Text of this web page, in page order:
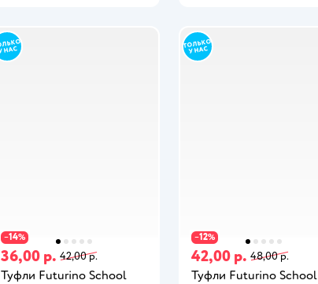
−14%
36,00 р. 42,00 р.
Туфли Futurino School
−12%
42,00 р. 48,00 р.
Туфли Futurino School